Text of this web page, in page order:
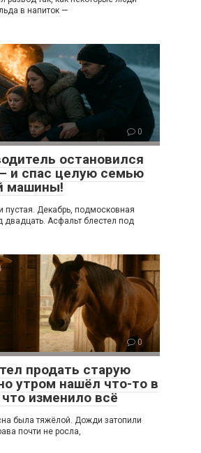
в напиток —
0
остановился
и спас целую семью
машины!
пустая. Декабрь, подмосковная
двадцать. Асфальт блестел под
0
продать старую
утром нашёл что-то в
изменило всё
была тяжёлой. Дожди затопили
почти не росла,